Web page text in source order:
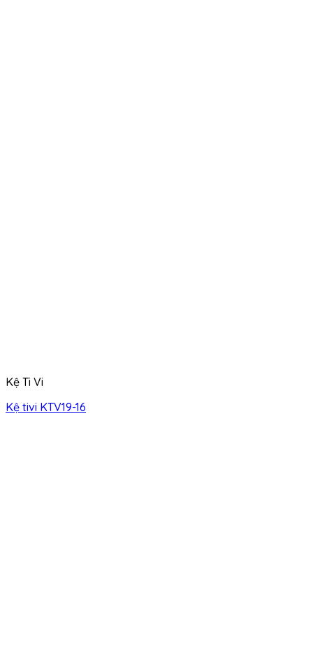
Kệ Ti Vi
Kệ tivi KTV19-16